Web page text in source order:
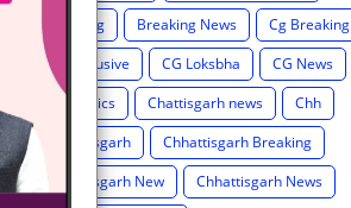
Breaking
Breaking News
Cg Breaking
CG exclusive
CG Loksbha
CG News
CG politics
Chattisgarh news
Chh
Chhattisgarh
Chhattisgarh Breaking
Chhattisgarh New
Chhattisgarh News